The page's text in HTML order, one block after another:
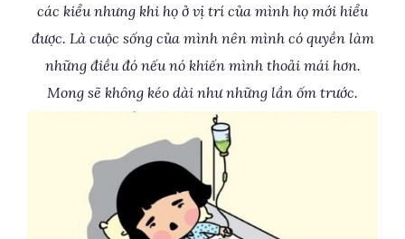
các kiểu nhưng khi họ ở vị trí của mình họ mới hiểu
được. Là cuộc sống của mình nên mình có quyền làm
những điều đó nếu nó khiến mình thoải mái hơn.
Mong sẽ không kéo dài như những lần ốm trước.